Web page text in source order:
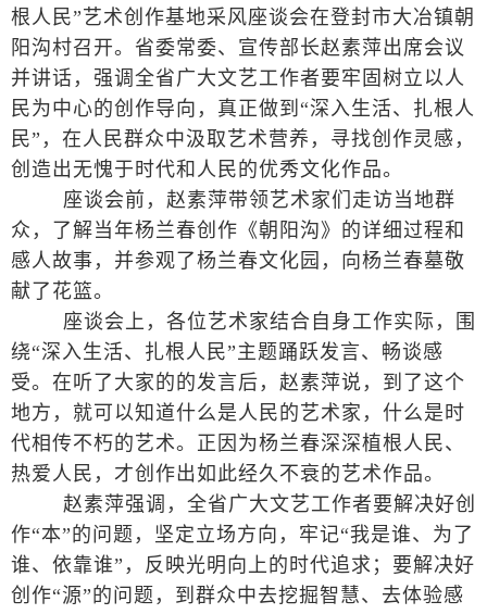
根人民”艺术创作基地采风座谈会在登封市大冶镇朝
阳沟村召开。省委常委、宣传部长赵素萍出席会议
并讲话，强调全省广大文艺工作者要牢固树立以人
民为中心的创作导向，真正做到“深入生活、扎根人
民”，在人民群众中汲取艺术营养，寻找创作灵感，
创造出无愧于时代和人民的优秀文化作品。
座谈会前，赵素萍带领艺术家们走访当地群
众，了解当年杨兰春创作《朝阳沟》的详细过程和
感人故事，并参观了杨兰春文化园，向杨兰春墓敬
献了花篮。
座谈会上，各位艺术家结合自身工作实际，围
绕“深入生活、扎根人民”主题踊跃发言、畅谈感
受。在听了大家的的发言后，赵素萍说，到了这个
地方，就可以知道什么是人民的艺术家，什么是时
代相传不朽的艺术。正因为杨兰春深深植根人民、
热爱人民，才创作出如此经久不衰的艺术作品。
赵素萍强调，全省广大文艺工作者要解决好创
作“本”的问题，坚定立场方向，牢记“我是谁、为了
谁、依靠谁”，反映光明向上的时代追求；要解决好
创作“源”的问题，到群众中去挖掘智慧、去体验感